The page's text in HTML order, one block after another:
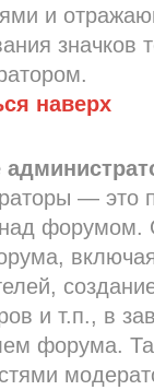
и
значков
наверх
— это
форумом.
и т.п., в
форума.